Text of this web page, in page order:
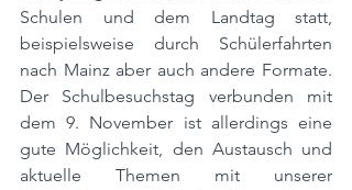
Schulen und dem Landtag statt,
beispielsweise durch Schülerfahrten
nach Mainz aber auch andere Formate.
Der Schulbesuchstag verbunden mit
dem 9. November ist allerdings eine
gute Möglichkeit, den Austausch und
aktuelle Themen mit unserer